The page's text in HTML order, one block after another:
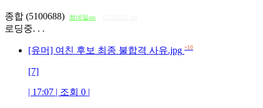
종합 (5100688) 썸네일on
로딩중. . .
[유머] 여친 후보 최종 불합격 사유.jpg +10
[7]
| 17:07 | 조회 0 |